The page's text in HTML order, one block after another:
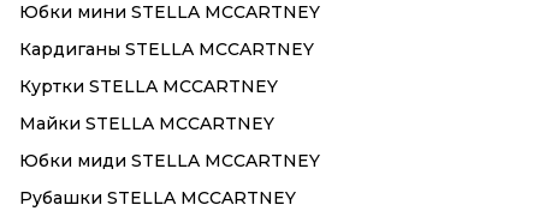
Юбки мини STELLA MCCARTNEY
Кардиганы STELLA MCCARTNEY
Куртки STELLA MCCARTNEY
Майки STELLA MCCARTNEY
Юбки миди STELLA MCCARTNEY
Рубашки STELLA MCCARTNEY